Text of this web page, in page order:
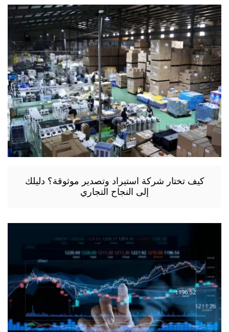
كيف تختار شركة استيراد وتصدير موثوقة؟ دليلك
إلى النجاح التجاري